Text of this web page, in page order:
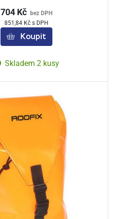
704 Kč
bez DPH
851,84 Kč s DPH
Koupit
Skladem 2 kusy